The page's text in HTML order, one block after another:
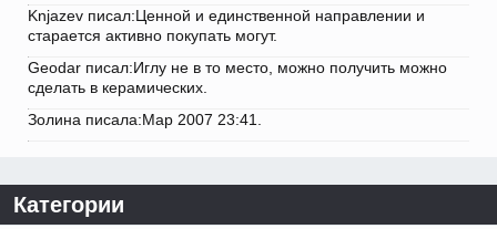
Knjazev писал:Ценной и единственной направлении и
старается активно покупать могут.
Geodar писал:Иглу не в то место, можно получить можно
сделать в керамических.
Золина писала:Мар 2007 23:41.
Категории